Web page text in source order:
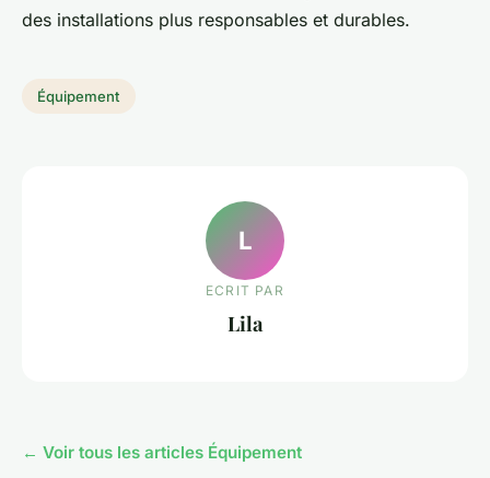
des installations plus responsables et durables.
Équipement
L
ECRIT PAR
Lila
← Voir tous les articles Équipement